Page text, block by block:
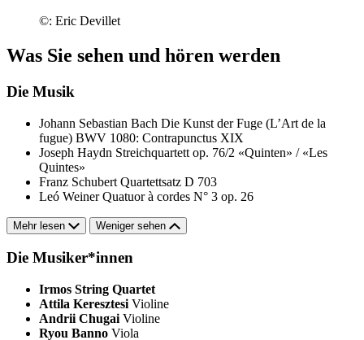
©: Eric Devillet
Was Sie sehen und hören werden
Die Musik
Johann Sebastian Bach Die Kunst der Fuge (L’Art de la
fugue) BWV 1080: Contrapunctus XIX
Joseph Haydn Streichquartett op. 76/2 «Quinten» / «Les
Quintes»
Franz Schubert Quartettsatz D 703
Leó Weiner Quatuor à cordes N° 3 op. 26
Mehr lesen Weniger sehen
Die Musiker*innen
Irmos String Quartet
Attila Keresztesi Violine
Andrii Chugai Violine
Ryou Banno Viola